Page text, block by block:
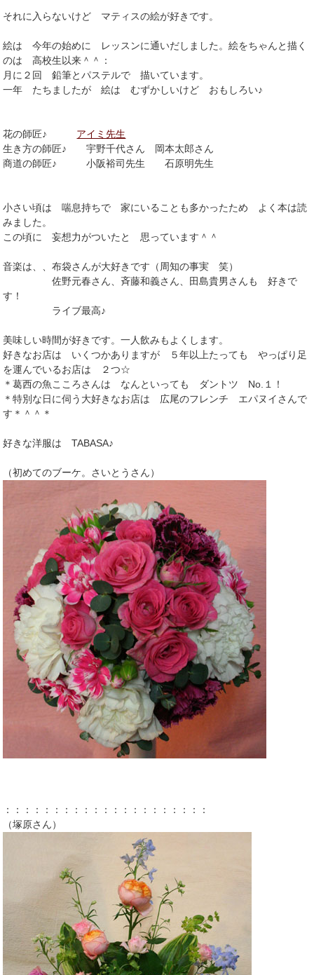
それに入らないけど マティスの絵が好きです。
絵は 今年の始めに レッスンに通いだしました。絵をちゃんと描く
のは 高校生以来＾＾：
月に２回 鉛筆とパステルで 描いています。
一年 たちましたが 絵は むずかしいけど おもしろい♪
花の師匠♪ アイミ先生
生き方の師匠♪ 宇野千代さん 岡本太郎さん
商道の師匠♪ 小阪裕司先生 石原明先生
小さい頃は 喘息持ちで 家にいることも多かったため よく本は読
みました。
この頃に 妄想力がついたと 思っています＾＾
音楽は、、布袋さんが大好きです（周知の事実 笑）
佐野元春さん、斉藤和義さん、田島貴男さんも 好きで
す！
ライブ最高♪
美味しい時間が好きです。一人飲みもよくします。
好きなお店は いくつかありますが ５年以上たっても やっぱり足
を運んでいるお店は ２つ☆
＊葛西の魚こころさんは なんといっても ダントツ No.１！
＊特別な日に伺う大好きなお店は 広尾のフレンチ エパヌイさんで
す＊＾＾＊
好きな洋服は TABASA♪
（初めてのブーケ。さいとうさん）
：：：：：：：：：：：：：：：：：：：：：
（塚原さん）